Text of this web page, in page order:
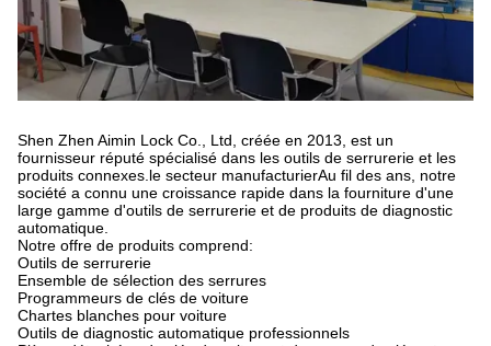
Shen Zhen Aimin Lock Co., Ltd, créée en 2013, est un
fournisseur réputé spécialisé dans les outils de serrurerie et les
produits connexes.le secteur manufacturierAu fil des ans, notre
société a connu une croissance rapide dans la fourniture d'une
large gamme d'outils de serrurerie et de produits de diagnostic
automatique.
Notre offre de produits comprend:
Outils de serrurerie
Ensemble de sélection des serrures
Programmeurs de clés de voiture
Chartes blanches pour voiture
Outils de diagnostic automatique professionnels